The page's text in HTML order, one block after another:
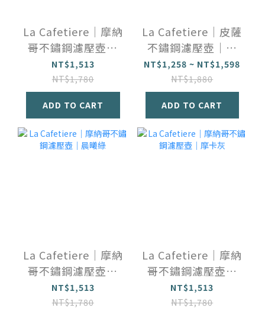
La Cafetiere｜摩納
哥不鏽鋼濾壓壺｜
多色
NT$1,513
NT$1,780
ADD TO CART
La Cafetiere｜皮薩
不鏽鋼濾壓壺｜多
色多容量
NT$1,258 ~ NT$1,598
NT$1,880
ADD TO CART
La Cafetiere｜摩納
哥不鏽鋼濾壓壺｜
晨曦綠
NT$1,513
NT$1,780
La Cafetiere｜摩納
哥不鏽鋼濾壓壺｜
摩卡灰
NT$1,513
NT$1,780